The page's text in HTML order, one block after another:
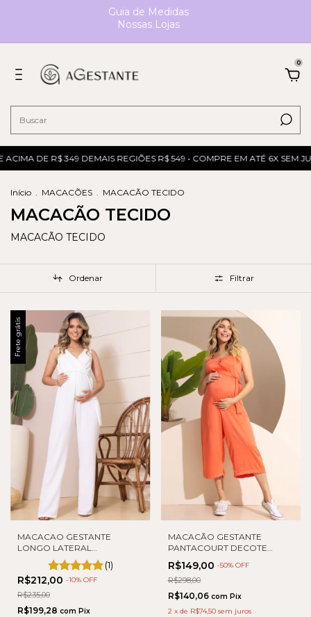
Guia de Medidas
Nossas Lojas
0
DE R$ 349 DEMAIS REGIÕES R$ 549 • COMPRE EM ATÉ 6X SEM
Início . MACACÕES . MACACÃO TECIDO
MACACÃO TECIDO
MACACÃO TECIDO
Ordenar Filtrar
Frete grátis
MACACAO GESTANTE
LONGO LATERAL
AMARRAÇÃO
(1)
R$212,00 -10% OFF
R$235,00
R$199,28 com Pix
MACACÃO GESTANTE
PANTACOURT DECOTE
QUADRADO
R$149,00 -50% OFF
R$298,00
R$140,06 com Pix
2 x de R$74,50 sem juros